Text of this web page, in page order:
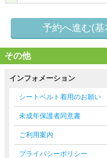
予約へ進む(
その他
インフォメーション
シートベルト着用のお願い
未成年保護者同意書
ご利用案内
プライバシーポリシー